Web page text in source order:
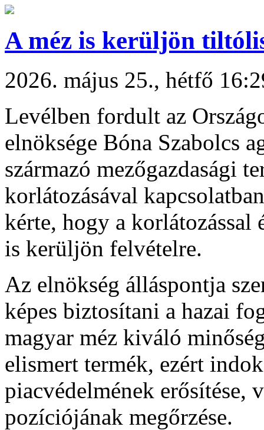
A méz is kerüljön
2026. május 25., hétfő
Levélben fordult az
elnöksége Bóna Szabolcs
származó mezőgazdasági
korlátozásával
kérte, hogy a korlátozással
is kerüljön felvételre.
Az elnökség álláspontja
képes biztosítani a hazai
magyar méz kiváló
elismert termék, ezért
piacvédelmének erősítése,
pozíciójának megőrzése.